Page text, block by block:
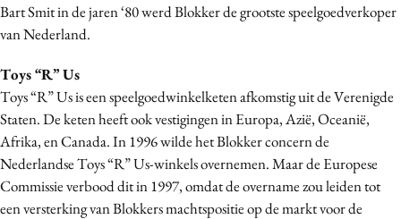
Bart Smit in de jaren ‘80 werd Blokker de grootste speelgoedverkoper
van Nederland.
Toys “R” Us
Toys “R” Us is een speelgoedwinkelketen afkomstig uit de Verenigde
Staten. De keten heeft ook vestigingen in Europa, Azië, Oceanië,
Afrika, en Canada. In 1996 wilde het Blokker concern de
Nederlandse Toys “R” Us-winkels overnemen. Maar de Europese
Commissie verbood dit in 1997, omdat de overname zou leiden tot
een versterking van Blokkers machtspositie op de markt voor de